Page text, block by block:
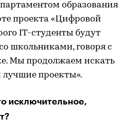
образования
проекта «Цифровой
IT-студенты будут
школьниками, говоря с
Мы продолжаем искать
проекты».
исключительное,